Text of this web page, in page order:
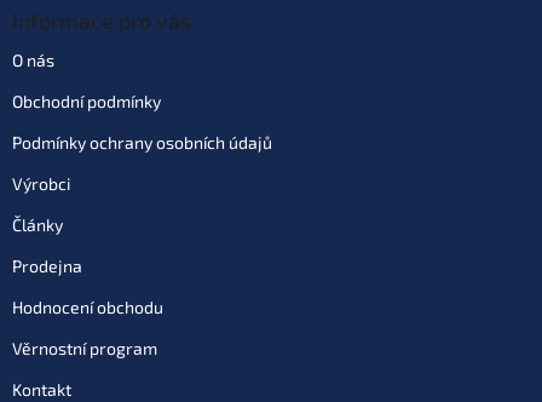
Informace pro vás
O nás
Obchodní podmínky
Podmínky ochrany osobních údajů
Výrobci
Články
Prodejna
Hodnocení obchodu
Věrnostní program
Kontakt